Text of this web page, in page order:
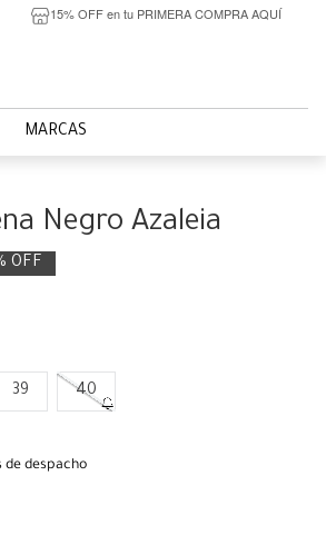
15% OFF en tu PRIMERA COMPRA AQUÍ
MARCAS
Negro Azaleia
OFF
39 40
de despacho